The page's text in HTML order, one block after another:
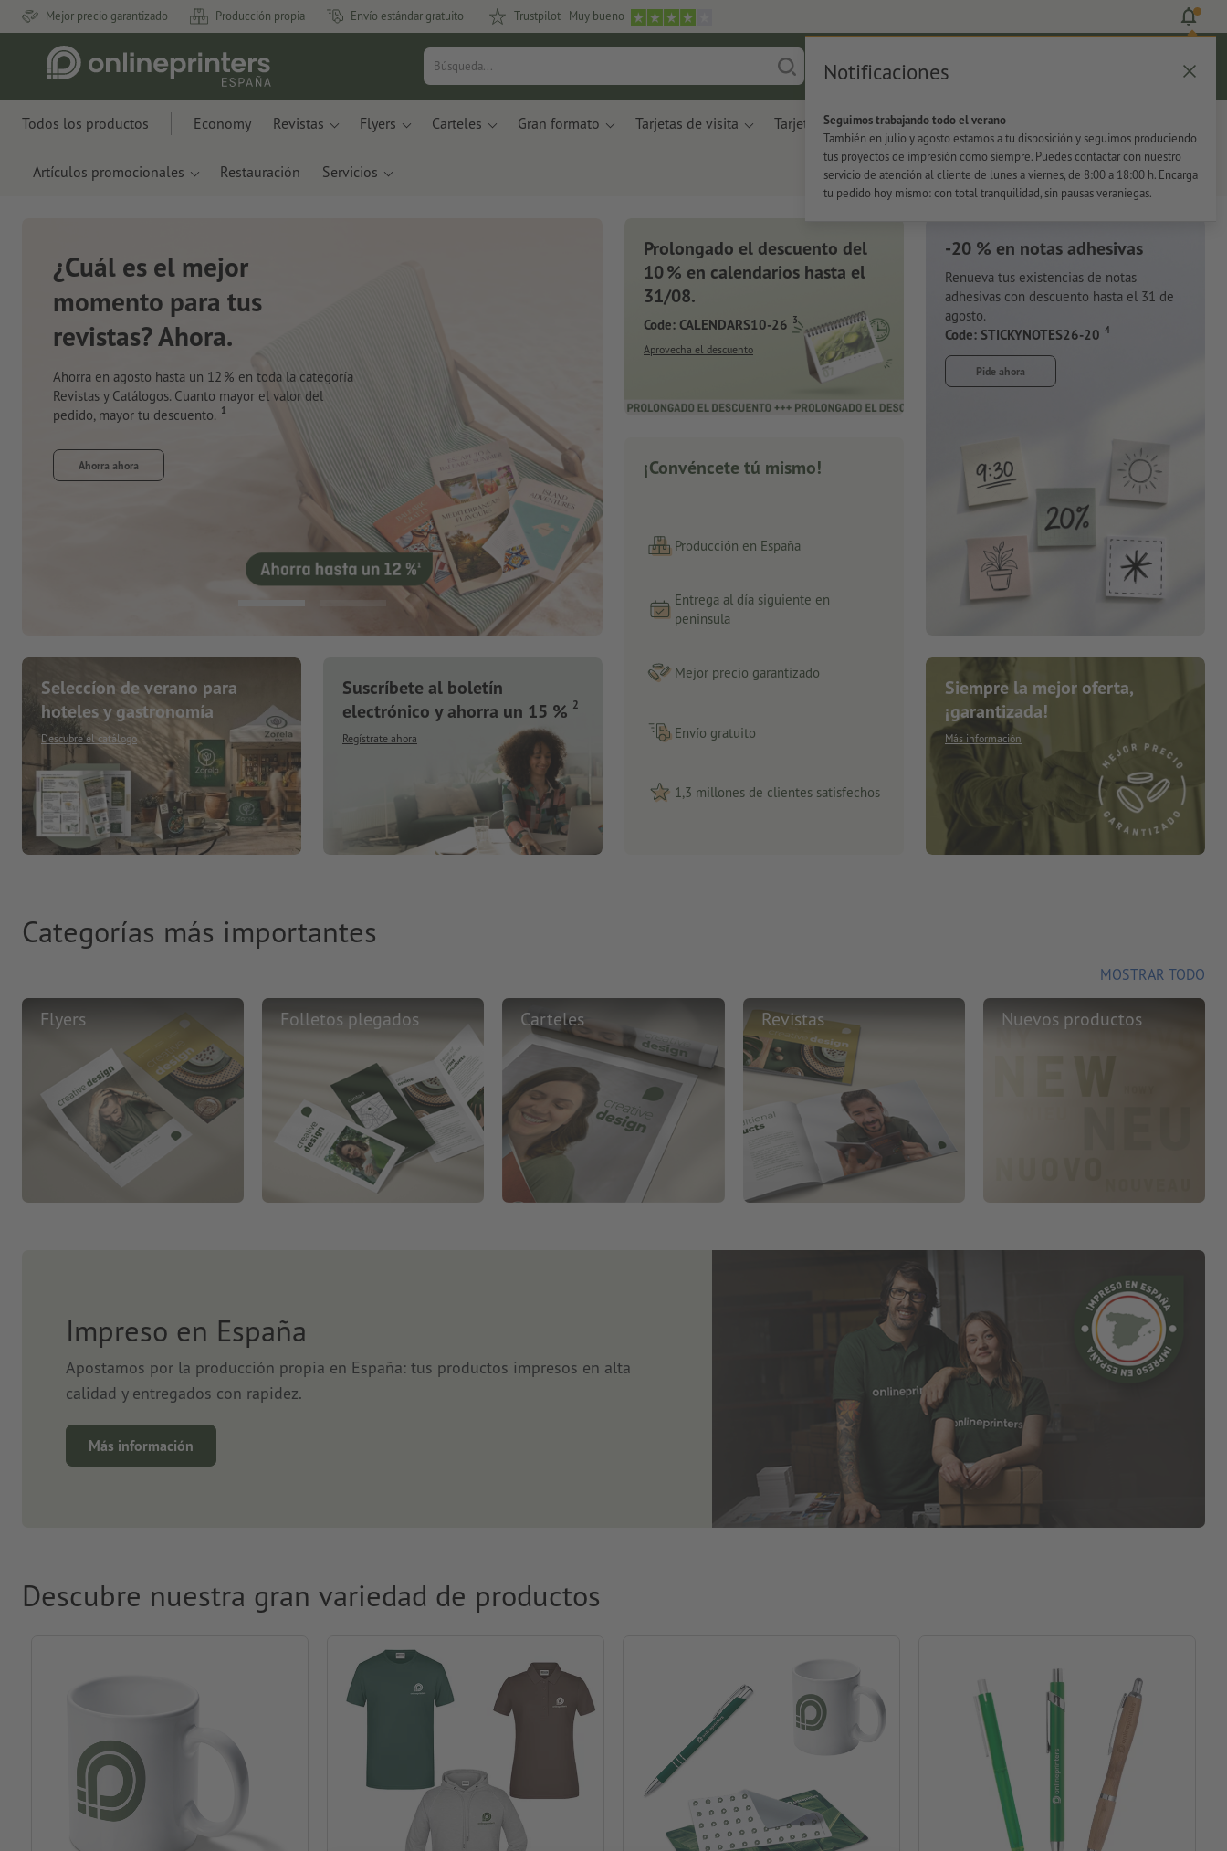
Mejor precio garantizado Producción propia Envío estándar gratuito Trustpilot - Muy bueno
Notificaciones
Seguimos trabajando todo el verano
También en julio y agosto estamos a tu disposición y seguimos produciendo
tus proyectos de impresión como siempre. Puedes contactar con nuestro
servicio de atención al cliente de lunes a viernes, de 8:00 a 18:00 h. Encarga
tu pedido hoy mismo: con total tranquilidad, sin pausas veraniegas.
Cesta
Todos los productos Economy Revistas Flyers Carteles Gran formato Tarjetas de visita Tarjetas Oficina Adhesivos
Artículos promocionales Restauración Servicios
Nuevos cuadernos de
notas
Con innovadores materiales como restos de
Pide ahora
Seleccíon de verano para
hoteles y gastronomía
Descubre el catálogo
Suscríbete al boletín
electrónico y ahorra un 15 % 2
Regístrate ahora
Prolongado el descuento del
10 % en calendarios hasta el
31/08.
Code: CALENDARS10-26 3
Aprovecha el descuento
¡Convéncete tú mismo!
Producción en España
Entrega al día siguiente en
peninsula
Mejor precio garantizado
Envío gratuito
1,3 millones de clientes satisfechos
-20 % en notas adhesivas
Renueva tus existencias de notas
adhesivas con descuento hasta el 31 de
agosto.
Code: STICKYNOTES26-20 4
Pide ahora
Siempre la mejor oferta,
¡garantizada!
Más información
Categorías más importantes
MOSTRAR TODO
Flyers Folletos plegados Carteles Revistas Nuevos productos
Impreso en España
Apostamos por la producción propia en España: tus productos impresos en alta
calidad y entregados con rapidez.
Más información
Descubre nuestra gran variedad de productos